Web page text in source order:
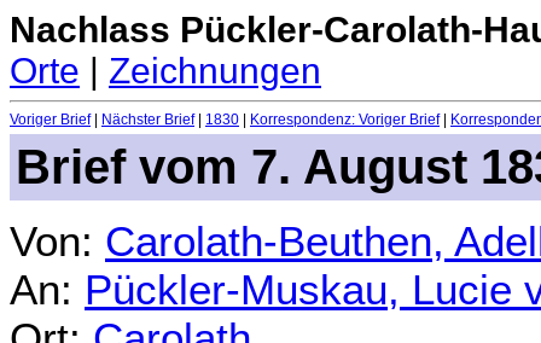
Nachlass Pückler-Carolath-
Orte | Zeichnungen
Voriger Brief| Nächster Brief| 1830 Korrespondenz: Voriger Brief|
Brief vom 7. August
Von: Carolath-Beuthen,
An: Pückler-Muskau, Lucie